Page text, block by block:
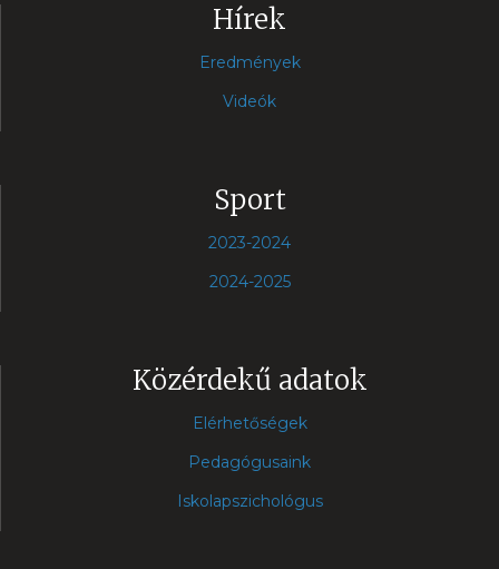
Hírek
Eredmények
Videók
Sport
2023-2024
2024-2025
Közérdekű adatok
Elérhetőségek
Pedagógusaink
Iskolapszichológus